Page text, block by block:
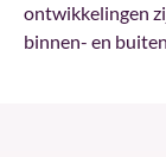
ontwikkelingen
binnen- en